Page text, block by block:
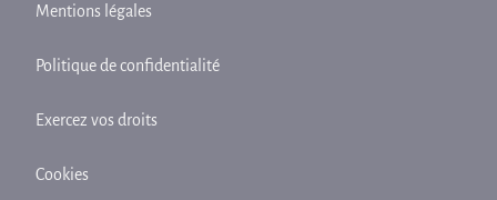
Mentions légales
Politique de confidentialité
Exercez vos droits
Cookies